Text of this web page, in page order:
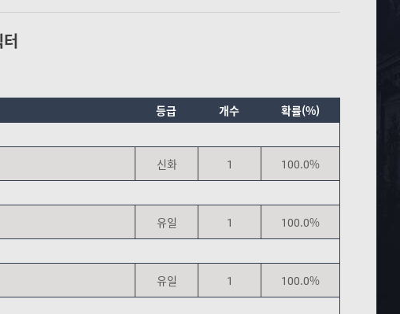
등급 개수
확률(%)
신화 1
100.0%
유일 1
100.0%
유일 1
100.0%